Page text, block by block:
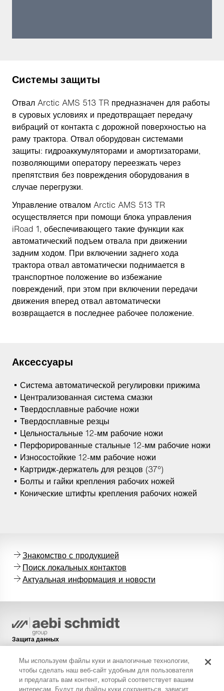
Системы защиты
Отвал Arctic AMS 513 TR предназначен для работы
в суровых условиях и предотвращает передачу
вибраций от контакта с дорожной поверхностью на
раму трактора. Отвал оборудован системами
защиты: гидроаккумуляторами и амортизаторами,
позволяющими оператору переезжать через
препятствия без повреждения оборудования в
случае перегрузки.
Управление отвалом Arctic AMS 513 TR
осуществляется при помощи блока управления
iRoad 1, обеспечивающего такие функции как
автоматический подъем отвала при движении
задним ходом. При включении заднего хода
трактора отвал автоматически поднимается в
транспортное положение во избежание
повреждений, при этом при включении передачи
движения вперед отвал автоматически
возвращается в последнее рабочее положение.
Аксессуары
Система автоматической регулировки прижима
Централизованная система смазки
Твердосплавные рабочие ножи
Твердосплавные резцы
Цельностальные 12-мм рабочие ножи
Перфорированные стальные 12-мм рабочие ножи
Износостойкие 12-мм рабочие ножи
Картридж-держатель для резцов (37°)
Болты и гайки крепления рабочих ножей
Конические штифты крепления рабочих ножей
Знакомство с продукцией
Поиск локальных контактов
Актуальная информация и новости
Защита данных
Правовая информация
Ограничение ответственности
Мы используем файлы куки и аналогичные технологии,
чтобы сделать наш веб-сайт удобным для пользователя
и предлагать вам контент, который соответствует вашим